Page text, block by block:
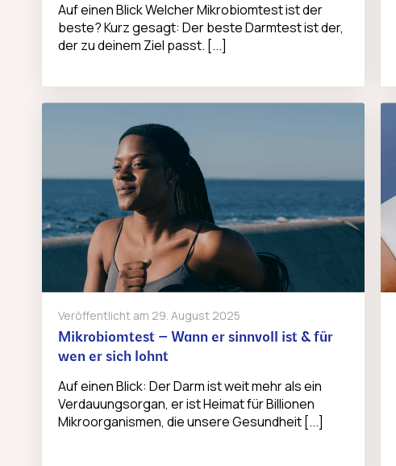
Auf einen Blick Welcher Mikrobiomtest ist der
beste? Kurz gesagt: Der beste Darmtest ist der,
der zu deinem Ziel passt. [...]
Veröffentlicht am 29. August 2025
Mikrobiomtest – Wann er sinnvoll ist & für
wen er sich lohnt
Auf einen Blick: Der Darm ist weit mehr als ein
Verdauungsorgan, er ist Heimat für Billionen
Mikroorganismen, die unsere Gesundheit [...]